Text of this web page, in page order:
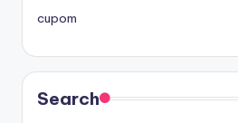
cupom
Search